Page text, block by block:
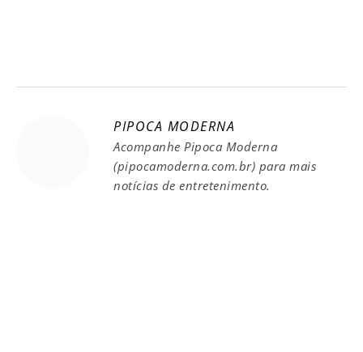
PIPOCA MODERNA
Acompanhe Pipoca Moderna
(pipocamoderna.com.br) para mais
notícias de entretenimento.